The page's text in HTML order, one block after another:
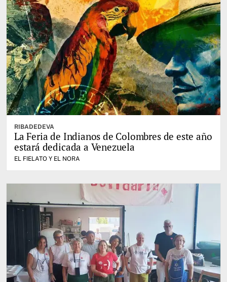
RIBADEDEVA
La Feria de Indianos de Colombres de este año
estará dedicada a Venezuela
EL FIELATO Y EL NORA